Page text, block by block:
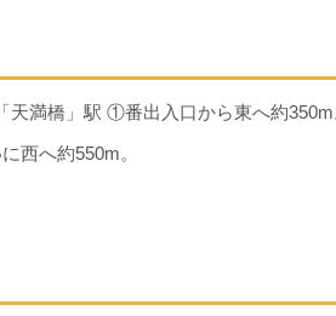
天満橋」駅 ①番出入口から東へ約350m
西へ約550m。